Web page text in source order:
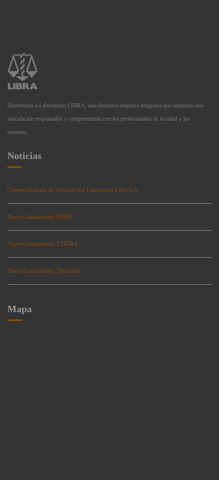
Bienvenido a Laboratorio LIBRA, una dinámica empresa uruguaya que mantiene una
vinculación responsable y comprometida con los profesionales de la salud y los
usuarios.
Noticias
Comercialización de Seroquel por Laboratorio Libra S.A.
Nuevo Lanzamiento: INBEC
Nuevo Lanzamiento: STIGRA
Nuevo Lanzamiento: Thromban
Mapa